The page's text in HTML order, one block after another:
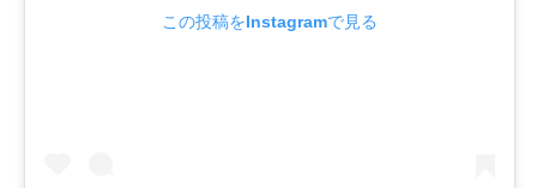
この投稿をInstagramで見る